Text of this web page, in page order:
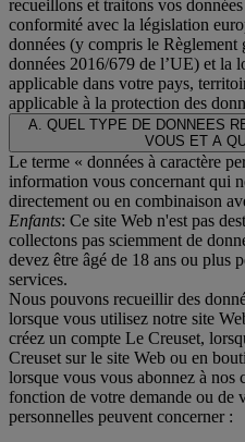
recueillons et traitons vos
conformité avec la législation
données (y compris le Règlement
données 2016/679 de l’UE) et la
applicable dans votre pays,
applicable à la protection des
A. QUEL TYPE DE DONNEES
VOUS ET A
Le terme « données à caractère
information vous concernant qui
directement ou en combinaison
Enfants: Ce site Web n'est pas
collectons pas sciemment de
devez être âgé de 18 ans ou plus
services.
Nous pouvons recueillir des
lorsque vous utilisez notre site
créez un compte Le Creuset,
Creuset sur le site Web ou en
lorsque vous vous abonnez à
fonction de votre demande ou de
personnelles peuvent concerner :